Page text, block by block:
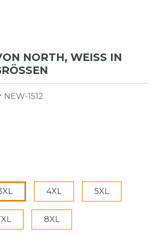
NORTH, WEISS IN G
NEW-1512
4XL 5XL
8XL